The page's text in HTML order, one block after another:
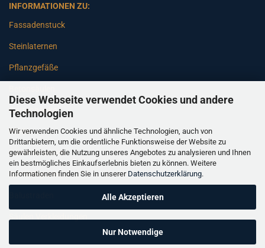
Diese Webseite verwendet Cookies und andere
Technologien
Wir verwenden Cookies und ähnliche Technologien, auch von
Drittanbietern, um die ordentliche Funktionsweise der Website zu
gewährleisten, die Nutzung unseres Angebotes zu analysieren und Ihnen
ein bestmögliches Einkaufserlebnis bieten zu können. Weitere
Informationen finden Sie in unserer Datenschutzerklärung.
Alle Akzeptieren
Nur Notwendige
INFORMATIONEN ZU:
Fassadenstuck
Steinlaternen
Pflanzgefäße
Gartenbänke
Pfeiler
Gartenbrunnen
Gartenfiguren